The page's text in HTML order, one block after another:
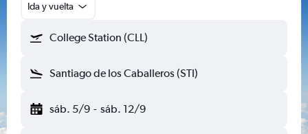
Ida y vuelta
College Station (CLL)
Santiago de los Caballeros (STI)
sáb. 5/9 - sáb. 12/9